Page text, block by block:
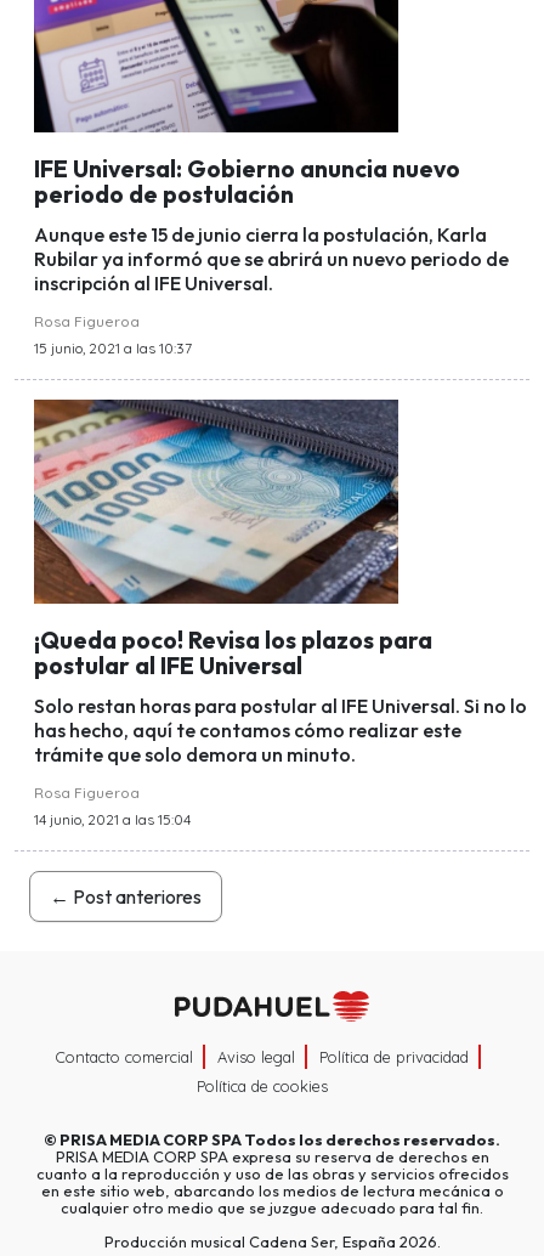
IFE Universal: Gobierno anuncia nuevo
periodo de postulación
Aunque este 15 de junio cierra la postulación, Karla
Rubilar ya informó que se abrirá un nuevo periodo de
inscripción al IFE Universal.
Rosa Figueroa
15 junio, 2021 a las 10:37
¡Queda poco! Revisa los plazos para
postular al IFE Universal
Solo restan horas para postular al IFE Universal. Si no lo
has hecho, aquí te contamos cómo realizar este
trámite que solo demora un minuto.
Rosa Figueroa
14 junio, 2021 a las 15:04
← Post anteriores
Contacto comercial Aviso legal
Política de privacidad
Política de cookies
© PRISA MEDIA CORP SPATodos los derechos reservados.
PRISA MEDIA CORP SPA expresa su reserva de derechos en
cuanto a la reproducción y uso de las obras y servicios ofrecidos
en este sitio web, abarcando los medios de lectura mecánica o
cualquier otro medio que se juzgue adecuado para tal fin.
Producción musical Cadena Ser, España 2026.